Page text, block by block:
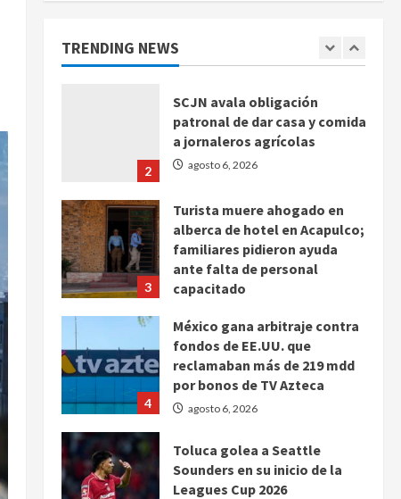
TRENDING NEWS
1
2
SCJN avala obligación
patronal de dar casa y comida
a jornaleros agrícolas
agosto 6, 2026
3
Turista muere ahogado en
alberca de hotel en Acapulco;
familiares pidieron ayuda
ante falta de personal
capacitado
4
México gana arbitraje contra
fondos de EE.UU. que
reclamaban más de 219 mdd
por bonos de TV Azteca
agosto 6, 2026
Toluca golea a Seattle
Sounders en su inicio de la
Leagues Cup 2026